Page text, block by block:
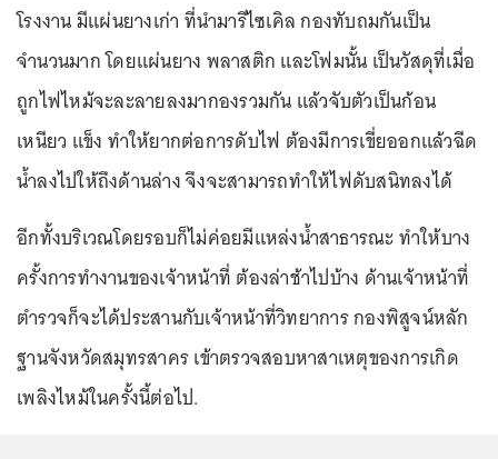
โรงงาน มีแผ่นยางเก่า ที่นำมารีไซเคิล กองทับถมกันเป็น
จำนวนมาก โดยแผ่นยาง พลาสติก และโฟมนั้น เป็นวัสดุที่เมื่อ
ถูกไฟไหม้จะละลายลงมากองรวมกัน แล้วจับตัวเป็นก้อน
เหนียว แข็ง ทำให้ยากต่อการดับไฟ ต้องมีการเขี่ยออกแล้วฉีด
น้ำลงไปให้ถึงด้านล่าง จึงจะสามารถทำให้ไฟดับสนิทลงได้
อีกทั้งบริเวณโดยรอบก็ไม่ค่อยมีแหล่งน้ำสาธารณะ ทำให้บาง
ครั้งการทำงานของเจ้าหน้าที่ ต้องล่าช้าไปบ้าง ด้านเจ้าหน้าที่
ตำรวจก็จะได้ประสานกับเจ้าหน้าที่วิทยาการ กองพิสูจน์หลัก
ฐานจังหวัดสมุทรสาคร เข้าตรวจสอบหาสาเหตุของการเกิด
เพลิงไหม้ในครั้งนี้ต่อไป.